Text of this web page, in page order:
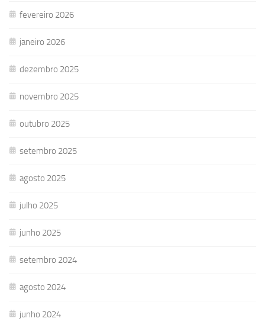
fevereiro 2026
janeiro 2026
dezembro 2025
novembro 2025
outubro 2025
setembro 2025
agosto 2025
julho 2025
junho 2025
setembro 2024
agosto 2024
junho 2024